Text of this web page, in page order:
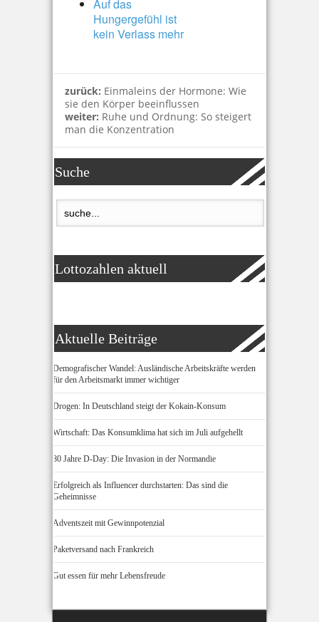
Auf das
Hungergefühl ist
kein Verlass mehr
zurück: Einmaleins der Hormone: Wie
sie den Körper beeinflussen
weiter: Ruhe und Ordnung: So steigert
man die Konzentration
Suche
Lottozahlen aktuell
Aktuelle Beiträge
Demografischer Wandel: Ausländische Arbeitskräfte werden
für den Arbeitsmarkt immer wichtiger
Drogen: In Deutschland steigt der Kokain-Konsum
Wirtschaft: Das Konsumklima hat sich im Juli aufgehellt
80 Jahre D-Day: Die Invasion in der Normandie
Erfolgreich als Influencer durchstarten: Das sind die
Geheimnisse
Adventszeit mit Gewinnpotenzial
Paketversand nach Frankreich
Gut essen für mehr Lebensfreude